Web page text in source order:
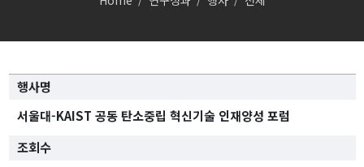
행사명
서울대-KAIST 공동 탄소중립 혁신기술 인재양성 포럼
조회수
클러스터
경제안보 클러스터
글로벌 한국 클러스터